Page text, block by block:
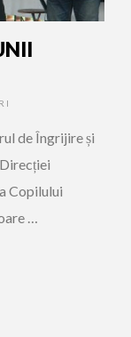
de Îngrijire și
Copilului
…